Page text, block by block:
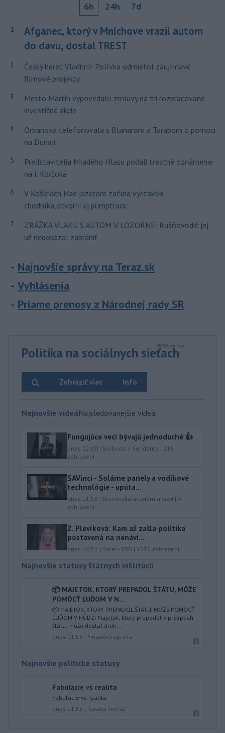
6h 24h 7d
1
Afganec, ktorý v Mníchove vrazil autom
do davu, dostal TREST
2
Český herec Vladimír Polívka odmietol zaujímavé
filmové projekty
3
Mesto Martin vypovedalo zmluvy na tri rozpracované
investičné akcie
4
Orbánová telefonovala s Blanárom a Tarabom o pomoci
na Dunaji
5
Predstavitelia Mladého Hlasu podali trestné oznámenie
na I. Korčoka
6
V Košiciach Nad jazerom začína výstavba
chodníka,otvorili aj pumptrack
7
ZRÁŽKA VLAKU S AUTOM V LOZORNE: Rušňovodič jej
už nedokázal zabrániť
Najnovšie správy na Teraz.sk
Vyhlásenia
Priame prenosy z Národnej rady SR
Politika na sociálnych sieťach
Info
Zobraziť viac
Najnovšie videáNajsledovanejšie videá
Fungujúce veci bývajú jednoduché 👍
dnes 12:00 | Sloboda a Solidarita | 216
zobrazení
SAVinci - Solárne panely a vodíkové
technológie - upúta...
dnes 11:55 | Slovenská akadémia vied | 4
zobrazení
Z. Plevíková: Kam až zašla politika
postavená na nenávi...
dnes 10:51 | Smer - SSD | 1576 zobrazení
Najnovšie statusy štátnych inštitúcií
📦 MAJETOK, KTORÝ PREPADOL ŠTÁTU, MÔŽE
POMÔCŤ ĽUĎOM V N...
📦 MAJETOK, KTORÝ PREPADOL ŠTÁTU, MÔŽE POMÔCŤ
ĽUĎOM V NÚDZI Majetok, ktorý prepadol v prospech
štátu, môže dostať druh...
dnes 11:58 | Finančná správa
Najnovšie politické statusy
Fabulácie vs realita
Fabulácie vs realita
dnes 11:55 | Taraba Tomáš